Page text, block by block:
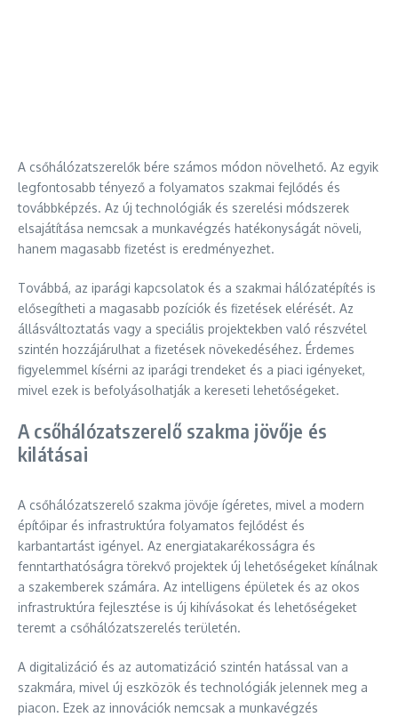
A csőhálózatszerelők bére számos módon növelhető. Az egyik
legfontosabb tényező a folyamatos szakmai fejlődés és
továbbképzés. Az új technológiák és szerelési módszerek
elsajátítása nemcsak a munkavégzés hatékonyságát növeli,
hanem magasabb fizetést is eredményezhet.
Továbbá, az iparági kapcsolatok és a szakmai hálózatépítés is
elősegítheti a magasabb pozíciók és fizetések elérését. Az
állásváltoztatás vagy a speciális projektekben való részvétel
szintén hozzájárulhat a fizetések növekedéséhez. Érdemes
figyelemmel kísérni az iparági trendeket és a piaci igényeket,
mivel ezek is befolyásolhatják a kereseti lehetőségeket.
A csőhálózatszerelő szakma jövője és
kilátásai
A csőhálózatszerelő szakma jövője ígéretes, mivel a modern
építőipar és infrastruktúra folyamatos fejlődést és
karbantartást igényel. Az energiatakarékosságra és
fenntarthatóságra törekvő projektek új lehetőségeket kínálnak
a szakemberek számára. Az intelligens épületek és az okos
infrastruktúra fejlesztése is új kihívásokat és lehetőségeket
teremt a csőhálózatszerelés területén.
A digitalizáció és az automatizáció szintén hatással van a
szakmára, mivel új eszközök és technológiák jelennek meg a
piacon. Ezek az innovációk nemcsak a munkavégzés